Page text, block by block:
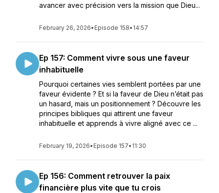
avancer avec précision vers la mission que Dieu...
February 26, 2026• Episode 158• 14:57
Ep 157: Comment vivre sous une faveur
inhabituelle
Pourquoi certaines vies semblent portées par une
faveur évidente ? Et si la faveur de Dieu n’était pas
un hasard, mais un positionnement ? Découvre les
principes bibliques qui attirent une faveur
inhabituelle et apprends à vivre aligné avec ce ...
February 19, 2026• Episode 157• 11:30
Ep 156: Comment retrouver la paix
financière plus vite que tu crois